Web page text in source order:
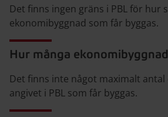
Det finns ingen gräns i PBL för hur
ekonomibyggnad som får byggas.
Hur många
Det finns inte något maximalt
angivet i PBL som får byggas.